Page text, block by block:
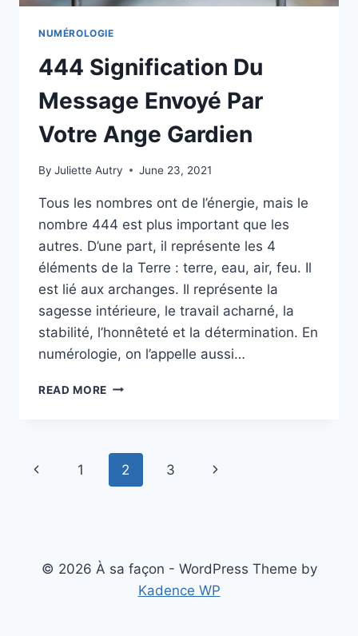
NUMÉROLOGIE
444 Signification Du
Message Envoyé Par
Votre Ange Gardien
By Juliette Autry June 23, 2021
Tous les nombres ont de l’énergie, mais le
nombre 444 est plus important que les
autres. D’une part, il représente les 4
éléments de la Terre : terre, eau, air, feu. Il
est lié aux archanges. Il représente la
sagesse intérieure, le travail acharné, la
stabilité, l’honnêteté et la détermination. En
numérologie, on l’appelle aussi…
READ MORE 444
ENVOYÉ
PAR
VOTRE
Page
Previous
1 2 3
Next
© 2026 À sa façon - WordPress Theme by
Kadence WP